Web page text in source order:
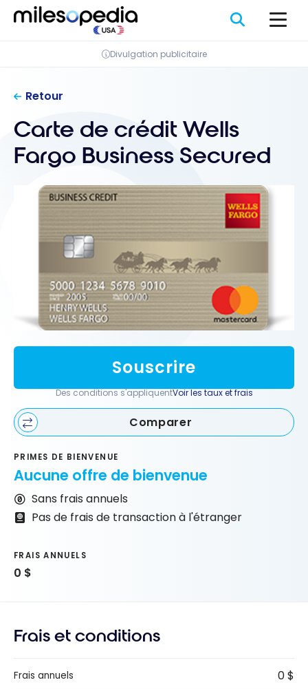
Passer
Divulgation publicitaire
Retour
Carte de crédit Wells
Fargo Business Secured
Souscrire
Des conditions s'appliquentVoir les taux et frais
Comparer
PRIMES DE BIENVENUE
Aucune offre de bienvenue
Sans frais annuels
Pas de frais de transaction à l'étranger
FRAIS ANNUELS
0 $
Frais et conditions
Frais annuels 0 $